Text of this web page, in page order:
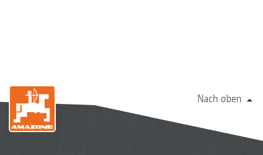
Nach oben